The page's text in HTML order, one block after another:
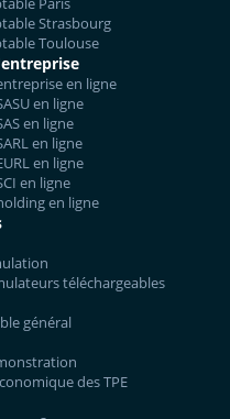
Strasbourg
Toulouse
en ligne
en ligne
en ligne
en ligne
en ligne
en ligne
en ligne
téléchargeables
général
des TPE